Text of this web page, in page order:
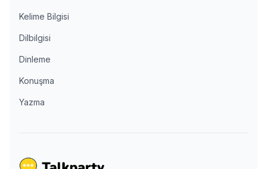
Kelime Bilgisi
Dilbilgisi
Dinleme
Konuşma
Yazma